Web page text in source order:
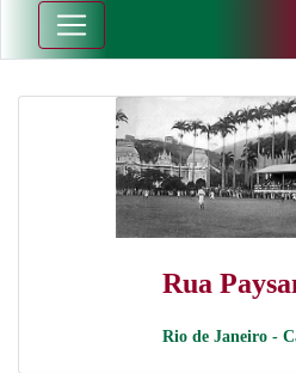
Rua
Rio de Janeiro -